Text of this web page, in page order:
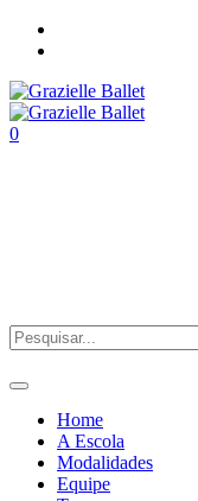
0
Home
A Escola
Modalidades
Equipe